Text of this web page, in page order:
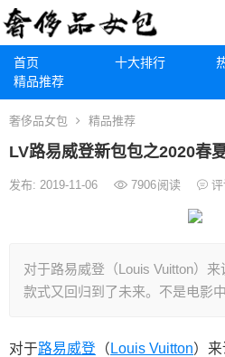
首页 十大排行
精品推荐
奢侈品女包 精品推荐
LV路易威登新包包之2020春
发布: 2019-11-06 7906阅读 评
对于路易威登（Louis Vuitton）
款式又回归到了未来。不是电影
对于路易威登 （ Louis Vuitton）